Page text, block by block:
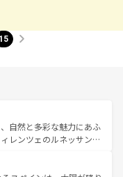
15
自然と多彩な魅力にあふ
レンツェのルネッサンス
景やアマルフィ海岸の絶